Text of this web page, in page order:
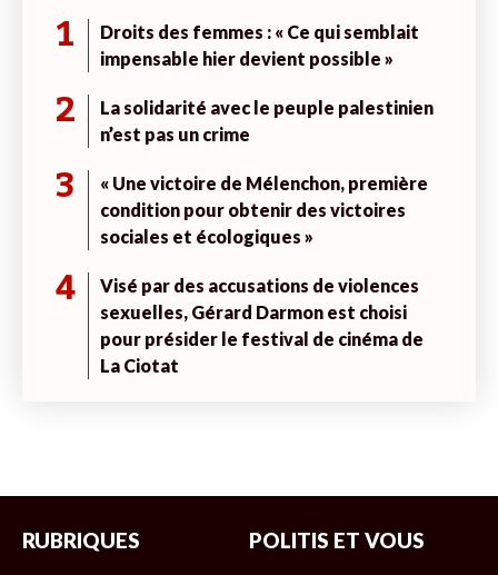
1
Droits des femmes : « Ce qui semblait
impensable hier devient possible »
2
La solidarité avec le peuple palestinien
n’est pas un crime
3
« Une victoire de Mélenchon, première
condition pour obtenir des victoires
sociales et écologiques »
4
Visé par des accusations de violences
sexuelles, Gérard Darmon est choisi
pour présider le festival de cinéma de
La Ciotat
RUBRIQUES POLITIS ET VOUS